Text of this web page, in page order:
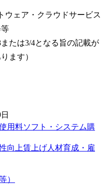
ウェア・クラウドサービス
たは3/4となる旨の記載が
ます）
用料ソフト・システム購
向上賃上げ人材育成・雇
）